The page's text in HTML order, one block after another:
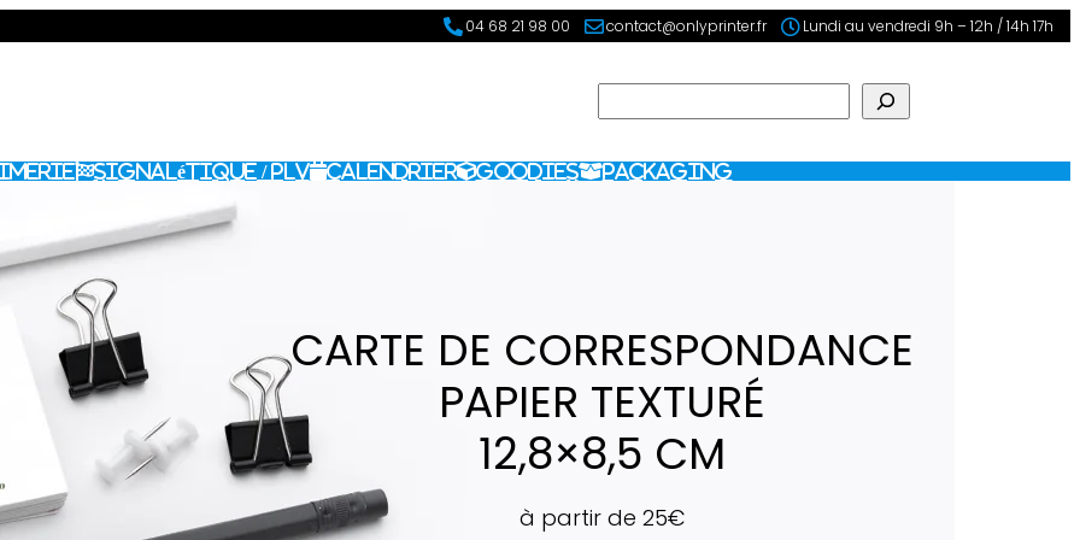
04 68 21 98 00 contact@onlyprinter.fr Lundi au vendredi 9h – 12h / 14h 17h
Signalétique / PLV Calendrier Goodies Packaging
CARTE DE CORRESPONDANCE
PAPIER TEXTURÉ
12,8×8,5 CM
à partir de 25€